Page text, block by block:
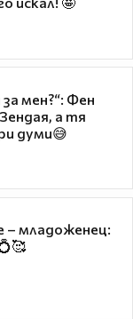
мен?“: Фен
а тя
думи😅
– младоженец: